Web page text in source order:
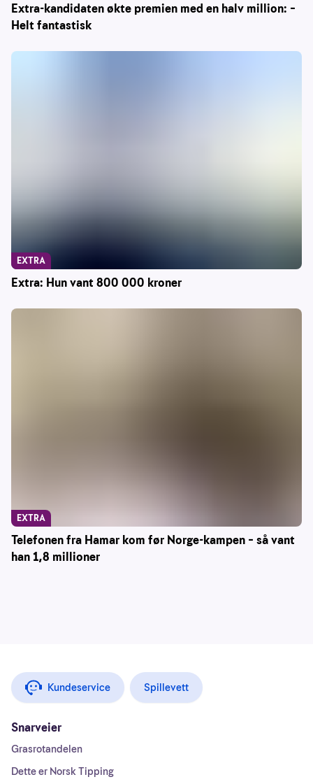
Extra-kandidaten økte premien med en halv million: –
Helt fantastisk
Extra: Hun vant 800 000 kroner
EXTRA
Telefonen fra Hamar kom før Norge-kampen – så vant
han 1,8 millioner
EXTRA
Kundeservice Spillevett
Snarveier
Grasrotandelen
Dette er Norsk Tipping